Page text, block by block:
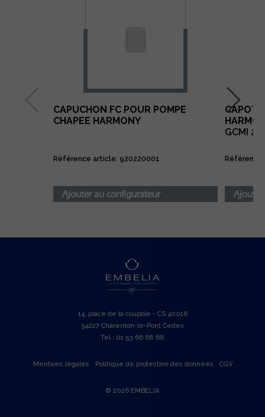
CAPUCHON FC POUR POMPE
CHAPEE HARMONY
Référence article: 920220001
Ajouter au configurateur
CAPOT
GCMI
Référence
14, place de la coupole - CS 40016
94227 Charenton-le-Pont Cedex
Tel : 01 53 66 68 68
© 2026 EMBELIA
Mentions légales Politique de protection des données CGV